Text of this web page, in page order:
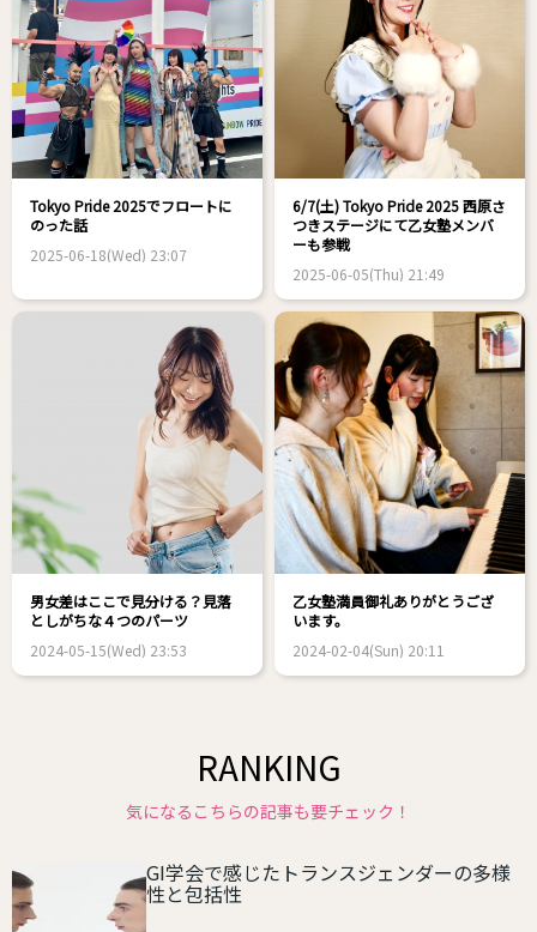
Tokyo Pride 2025でフロートに
のった話
2025-06-18(Wed) 23:07
6/7(土) Tokyo Pride 2025 西原さ
つきステージにて乙女塾メンバ
ーも参戦
2025-06-05(Thu) 21:49
男女差はここで見分ける？見落
としがちな４つのパーツ
2024-05-15(Wed) 23:53
乙女塾満員御礼ありがとうござ
います。
2024-02-04(Sun) 20:11
RANKING
気になるこちらの記事も要チェック！
GI学会で感じたトランスジェンダーの多様
性と包括性